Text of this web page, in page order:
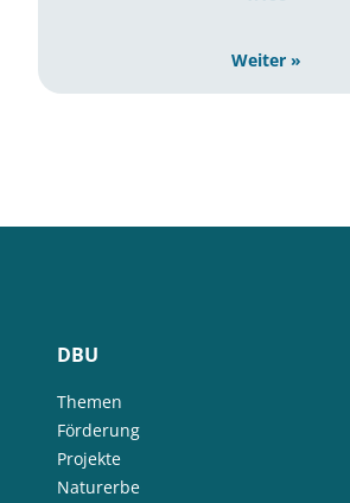
Weiter »
DBU
Themen
Förderung
Projekte
Naturerbe